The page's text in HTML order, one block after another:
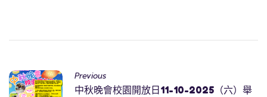
Previous
中秋晚會校園開放日11-10-2025（六）舉